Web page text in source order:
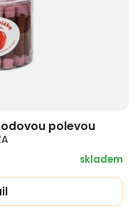
polevou
skladem